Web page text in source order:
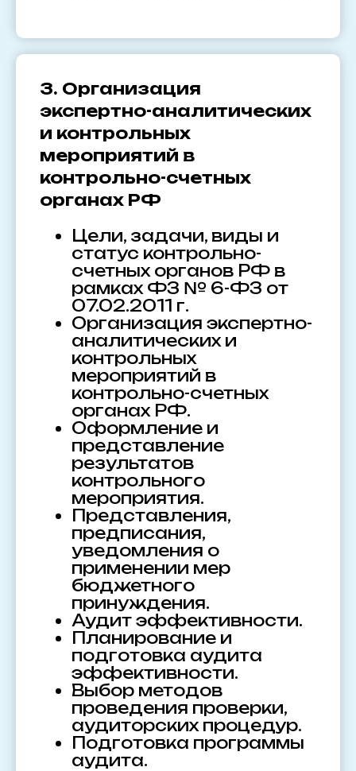
3. Организация
экспертно-аналитических
и контрольных
мероприятий в
контрольно-счетных
органах РФ
Цели, задачи, виды и
статус контрольно-
счетных органов РФ в
рамках ФЗ № 6-ФЗ от
07.02.2011 г.
Организация экспертно-
аналитических и
контрольных
мероприятий в
контрольно-счетных
органах РФ.
Оформление и
представление
результатов
контрольного
мероприятия.
Представления,
предписания,
уведомления о
применении мер
бюджетного
принуждения.
Аудит эффективности.
Планирование и
подготовка аудита
эффективности.
Выбор методов
проведения проверки,
аудиторских процедур.
Подготовка программы
аудита.